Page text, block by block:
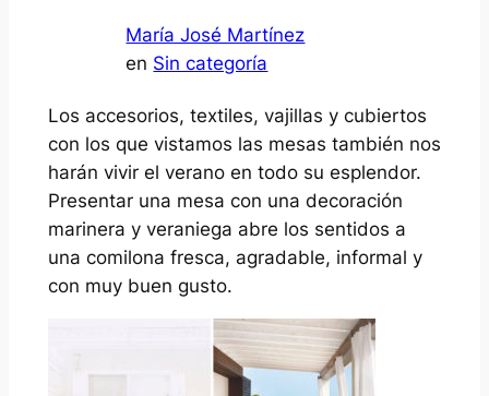
María José Martínez
en Sin categoría
Los accesorios, textiles, vajillas y cubiertos
con los que vistamos las mesas también nos
harán vivir el verano en todo su esplendor.
Presentar una mesa con una decoración
marinera y veraniega abre los sentidos a
una comilona fresca, agradable, informal y
con muy buen gusto.